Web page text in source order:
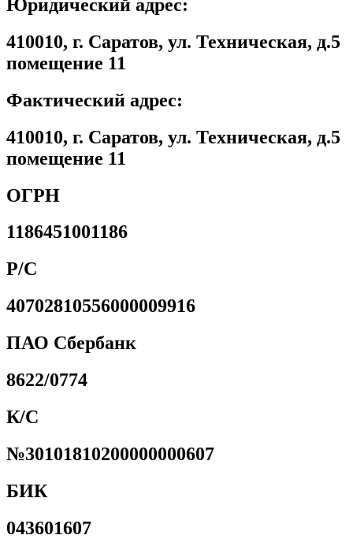
Юридический адрес:
410010, г. Саратов, ул. Техническая, д.5
помещение 11
Фактический адрес:
410010, г. Саратов, ул. Техническая, д.5
помещение 11
ОГРН
1186451001186
Р/С
40702810556000009916
ПАО Сбербанк
8622/0774
К/С
№30101810200000000607
БИК
043601607